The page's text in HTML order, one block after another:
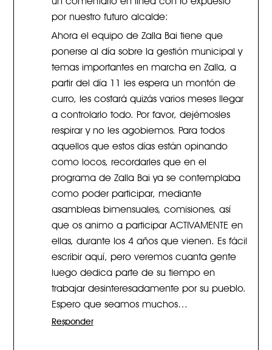
por nuestro futuro alcalde:
Ahora el equipo de Zalla Bai tiene que
ponerse al día sobre la gestión municipal y
temas importantes en marcha en Zalla, a
partir del día 11 les espera un montón de
curro, les costará quizás varios meses llegar
a controlarlo todo. Por favor, dejémosles
respirar y no les agobiemos. Para todos
aquellos que estos días están opinando
como locos, recordarles que en el
programa de Zalla Bai ya se contemplaba
como poder participar, mediante
asambleas bimensuales, comisiones, así
que os animo a participar ACTIVAMENTE en
ellas, durante los 4 años que vienen. Es fácil
escribir aquí, pero veremos cuanta gente
luego dedica parte de su tiempo en
trabajar desinteresadamente por su pueblo.
Espero que seamos muchos…
Responder